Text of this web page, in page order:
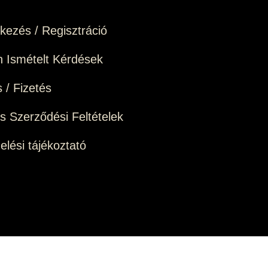
/ Regisztráció
Ismételt Kérdések
/ Fizetés
Szerződési Feltételek
tájékoztató